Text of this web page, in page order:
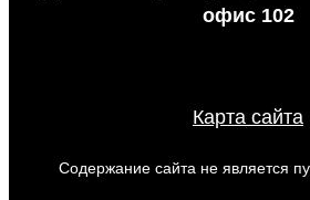
офис 102
Карта сайта
Содержание сайта не является